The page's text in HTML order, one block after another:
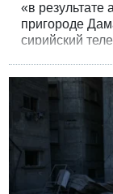
«в результате
пригороде
сирийский